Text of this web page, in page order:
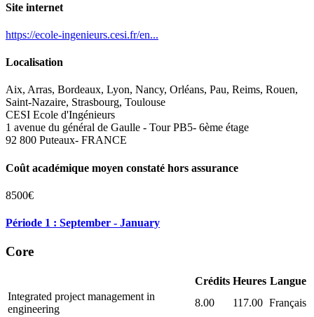
Site internet
https://ecole-ingenieurs.cesi.fr/en...
Localisation
Aix, Arras, Bordeaux, Lyon, Nancy, Orléans, Pau, Reims, Rouen,
Saint-Nazaire, Strasbourg, Toulouse
CESI Ecole d'Ingénieurs
1 avenue du général de Gaulle - Tour PB5- 6ème étage
92 800 Puteaux- FRANCE
Coût académique moyen constaté hors assurance
8500€
Période 1 : September - January
Core
Crédits Heures Langue
Integrated project management in
engineering
8.00 117.00 Français